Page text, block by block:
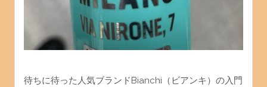
待ちに待った人気ブランドBianchi（ビアンキ）の入門